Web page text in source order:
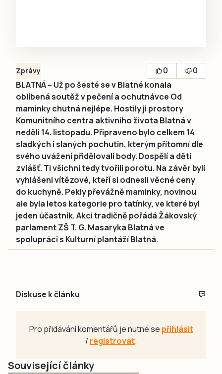
Zprávy 0
0
BLATNÁ – Už po šesté se v Blatné konala
oblíbená soutěž v pečení a ochutnávce Od
maminky chutná nejlépe. Hostily ji prostory
Komunitního centra aktivního života Blatná v
neděli 14. listopadu. Připraveno bylo celkem 14
sladkých i slaných pochutin, kterým přítomní dle
svého uvážení přidělovali body. Dospělí a děti
zvlášť. Ti všichni tedy tvořili porotu. Na závěr byli
vyhlášeni vítězové, kteří si odnesli věcné ceny
do kuchyně. Pekly převážně maminky, novinou
ale byla letos kategorie pro tatínky, ve které byl
jeden účastník. Akci tradičně pořádá Žákovský
parlament ZŠ T. G. Masaryka Blatná ve
spolupráci s Kulturní plantáží Blatná.
Diskuse k článku
Pro přidávání komentářů je nutné se přihlásit
/registrovat.
Související články